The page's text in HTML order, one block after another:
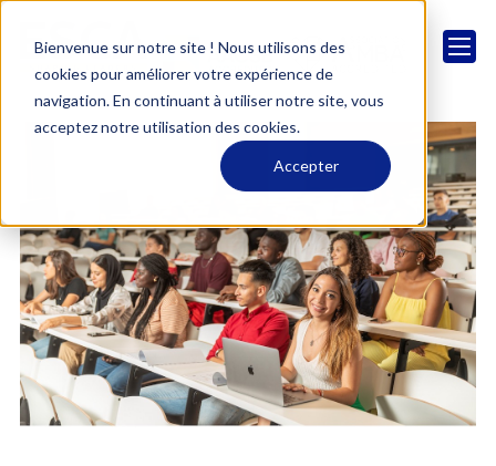
Bienvenue sur notre site ! Nous utilisons des
cookies pour améliorer votre expérience de
navigation. En continuant à utiliser notre site, vous
acceptez notre utilisation des cookies.
Accepter